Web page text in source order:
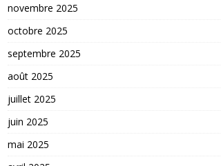
novembre 2025
octobre 2025
septembre 2025
août 2025
juillet 2025
juin 2025
mai 2025